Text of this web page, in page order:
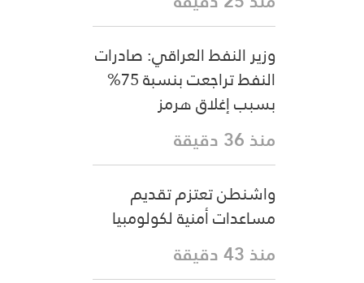
وزير النفط العراقي: صادرات
النفط تراجعت بنسبة 75%
بسبب إغلاق هرمز
منذ 36 دقيقة
واشنطن تعتزم تقديم
مساعدات أمنية لكولومبيا
منذ 43 دقيقة